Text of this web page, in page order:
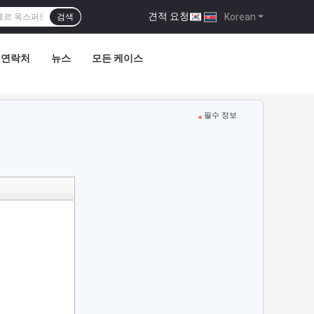
Korean
견적 요청 |
검색
연락처 뉴스 모든 케이스
필수 정보